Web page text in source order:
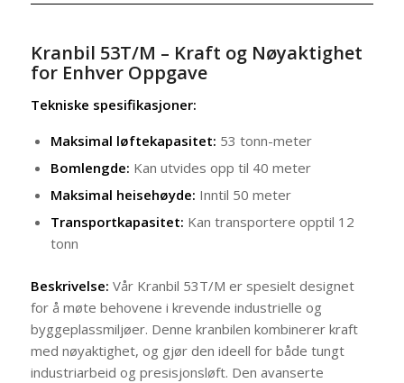
Kranbil 53T/M – Kraft og Nøyaktighet
for Enhver Oppgave
Tekniske spesifikasjoner:
Maksimal løftekapasitet: 53 tonn-meter
Bomlengde: Kan utvides opp til 40 meter
Maksimal heisehøyde: Inntil 50 meter
Transportkapasitet: Kan transportere opptil 12
tonn
Beskrivelse: Vår Kranbil 53T/M er spesielt designet
for å møte behovene i krevende industrielle og
byggeplassmiljøer. Denne kranbilen kombinerer kraft
med nøyaktighet, og gjør den ideell for både tungt
industriarbeid og presisjonsløft. Den avanserte